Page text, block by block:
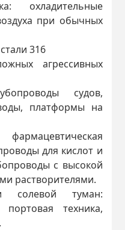
охладительные
при обычных
316
агрессивных
судов,
платформы на
для кислот и
с высокой
растворителями.
туман:
техника,